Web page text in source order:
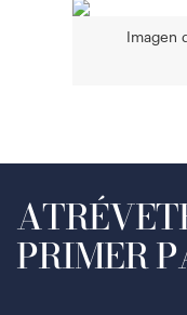
Imagen
PRIMER